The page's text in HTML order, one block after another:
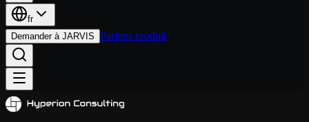
fr
Demander à JARVIS Parlons produit